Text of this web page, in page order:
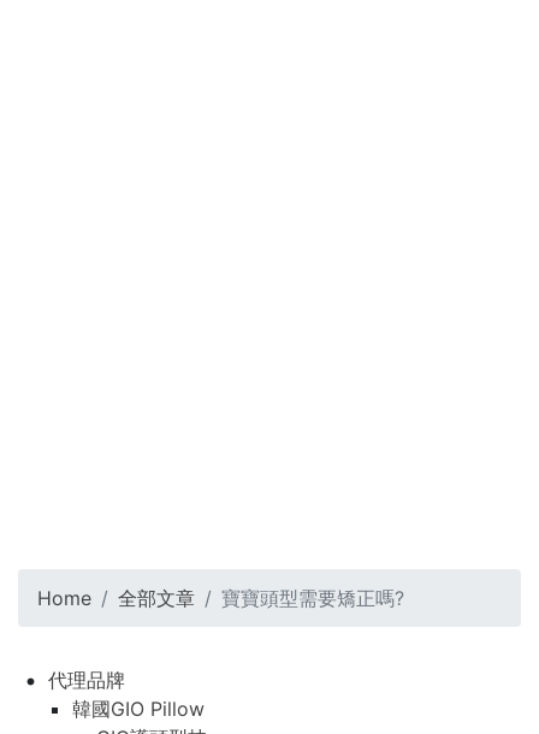
Home 全部文章 寶寶頭型需要矯正嗎?
代理品牌
韓國GIO Pillow